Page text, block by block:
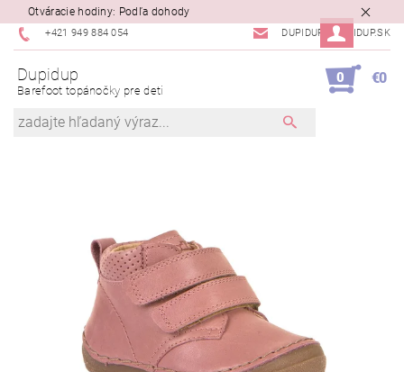
Otváracie hodiny: Podľa dohody
+421 949 884 054 DUPIDUP@DUPIDUP.SK
Dupidup
Barefoot topánočky pre deti
0 €0